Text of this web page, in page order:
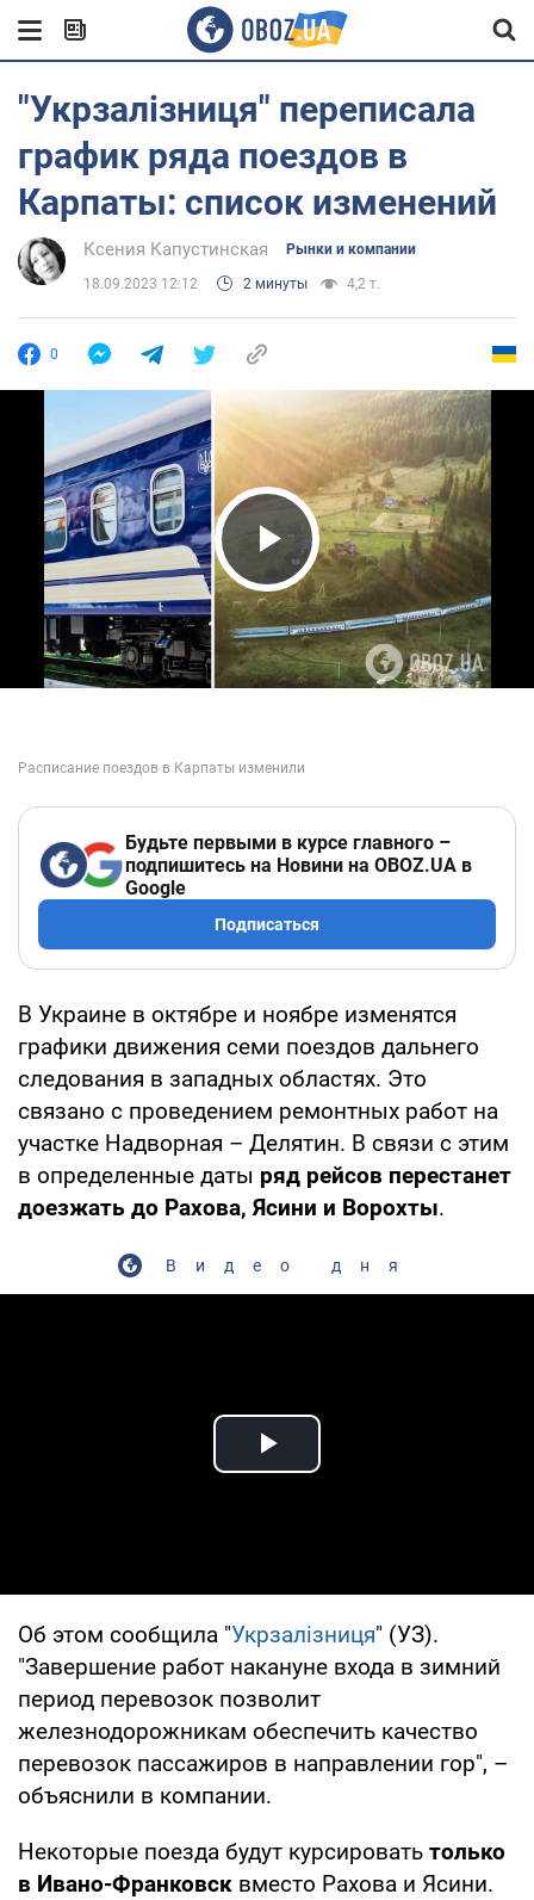
"Укрзалізниця" переписала
график ряда поездов в
Карпаты: список изменений
Ксения Капустинская Рынки и компании
18.09.2023 12:12 2 минуты 4,2 т.
0
Play Video
Будьте первыми в курсе главного –
подпишитесь на Новини на OBOZ.UA в
Google
Подписаться
В Украине в октябре и ноябре изменятся
графики движения семи поездов дальнего
следования в западных областях. Это
связано с проведением ремонтных работ на
участке Надворная – Делятин. В связи с этим
в определенные даты ряд рейсов перестанет
доезжать до Рахова, Ясини и Ворохты.
Видео дня
Play Video
Об этом сообщила "Укрзалізниця" (УЗ).
"Завершение работ накануне входа в зимний
период перевозок позволит
железнодорожникам обеспечить качество
перевозок пассажиров в направлении гор", –
объяснили в компании.
Некоторые поезда будут курсировать только
в Ивано-Франковск вместо Рахова и Ясини.